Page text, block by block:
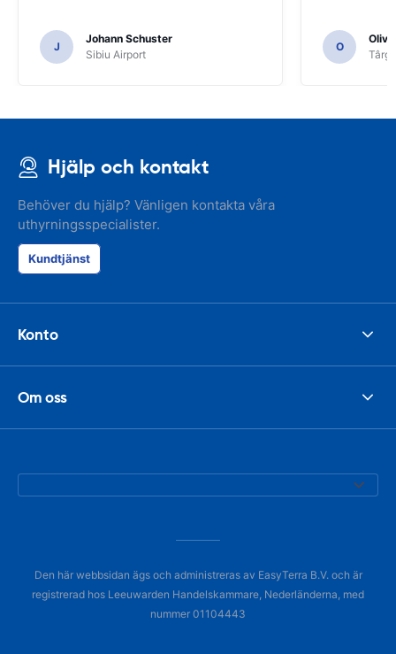
J
Johann Schuster
Sibiu Airport
O
Hjälp och kontakt
Behöver du hjälp? Vänligen kontakta våra
uthyrningsspecialister.
Kundtjänst
Konto
Om oss
Den här webbsidan ägs och administreras av EasyTerra B.V. och är
registrerad hos Leeuwarden Handelskammare, Nederländerna, med
nummer 01104443